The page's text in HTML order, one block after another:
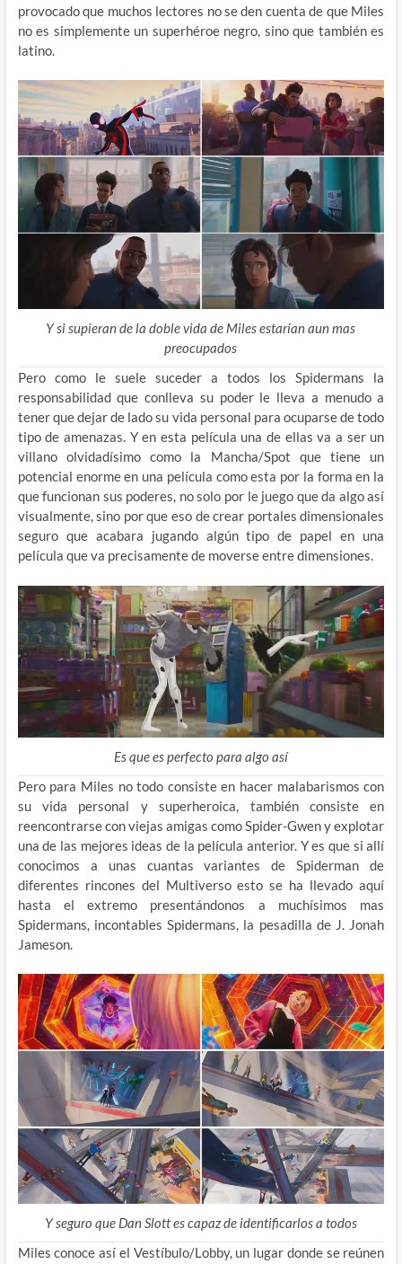
provocado que muchos lectores no se den cuenta de que Miles
no es simplemente un superhéroe negro, sino que también es
latino.
Y si supieran de la doble vida de Miles estarían aun mas
preocupados
Pero como le suele suceder a todos los Spidermans la
responsabilidad que conlleva su poder le lleva a menudo a
tener que dejar de lado su vida personal para ocuparse de todo
tipo de amenazas. Y en esta película una de ellas va a ser un
villano olvidadísimo como la Mancha/Spot que tiene un
potencial enorme en una película como esta por la forma en la
que funcionan sus poderes, no solo por le juego que da algo así
visualmente, sino por que eso de crear portales dimensionales
seguro que acabara jugando algún tipo de papel en una
película que va precisamente de moverse entre dimensiones.
Es que es perfecto para algo así
Pero para Miles no todo consiste en hacer malabarismos con
su vida personal y superheroica, también consiste en
reencontrarse con viejas amigas como Spider-Gwen y explotar
una de las mejores ideas de la película anterior. Y es que si allí
conocimos a unas cuantas variantes de Spiderman de
diferentes rincones del Multiverso esto se ha llevado aquí
hasta el extremo presentándonos a muchísimos mas
Spidermans, incontables Spidermans, la pesadilla de J. Jonah
Jameson.
Y seguro que Dan Slott es capaz de identificarlos a todos
Miles conoce así el Vestíbulo/Lobby, un lugar donde se reúnen